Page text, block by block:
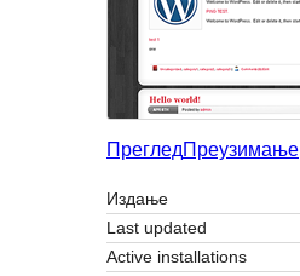
ПрегледПреузимање
Издање
Last updated
Active installations